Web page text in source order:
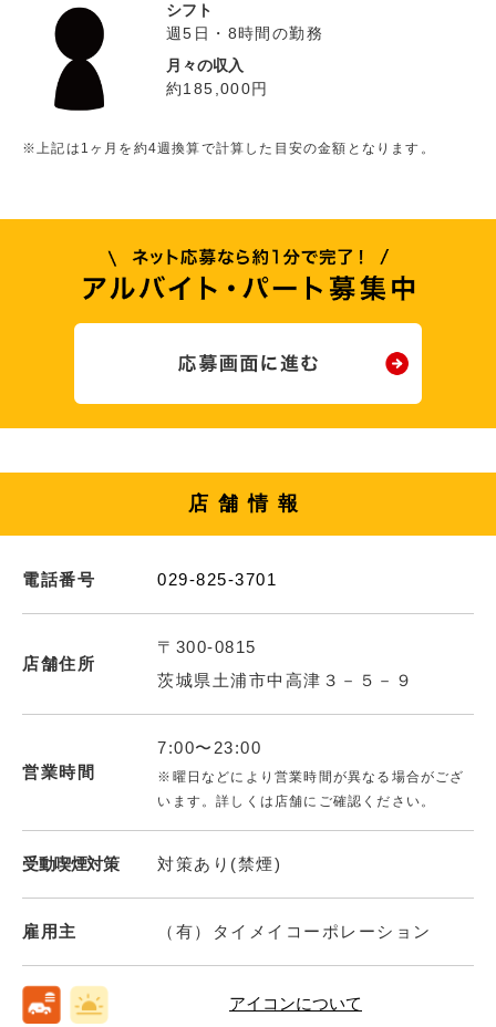
シフト
週5日・8時間の勤務
月々の収入
約185,000円
※上記は1ヶ月を約4週換算で計算した目安の金額となります。
店舗情報
電話番号 029-825-3701
店舗住所
〒300-0815
茨城県土浦市中高津３－５－９
営業時間
7:00〜23:00
※曜日などにより営業時間が異なる場合がござ
います。詳しくは店舗にご確認ください。
受動喫煙対策 対策あり(禁煙)
雇用主 （有）タイメイコーポレーション
アイコンについて